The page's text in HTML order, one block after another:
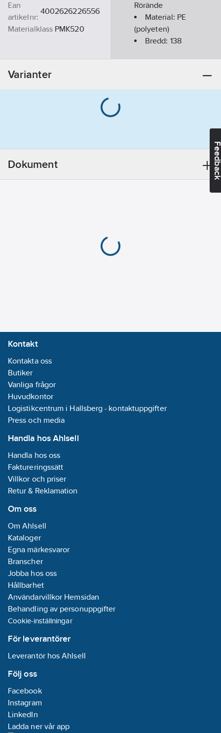
Ean
artikelnr:
4002626226556
Materialklass PMK520
Rörände
Material: PE
(polyeten)
Bredd: 138
REACH
REACH
Varianter
Dokument
Kontakt
Kontakta oss
Butiker
Vanliga frågor
Huvudkontor
Logistikcentrum i Hallsberg - kontaktuppgifter
Press och media
Handla hos Ahlsell
Handla hos oss
Faktureringssätt
Villkor och priser
Retur & Reklamation
Om oss
Om Ahlsell
Kataloger
Egna märkesvaror
Branscher
Jobba hos oss
Hållbarhet
Användarvillkor Hemsidan
Behandling av personuppgifter
Cookie-inställningar
För leverantörer
Leverantör hos Ahlsell
Följ oss
Facebook
Instagram
LinkedIn
Ladda ner vår app